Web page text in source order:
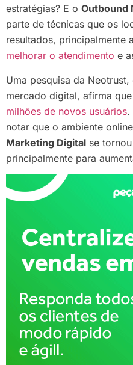
estratégias? E o Outbound
parte de técnicas que os
resultados, principalmente
melhorar o atendimento e
Uma pesquisa da
mercado digital, afirma
milhões de novos usuários.
notar que o ambiente
Marketing Digital se
principalmente para